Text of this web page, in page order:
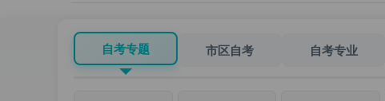
自考专题 市区自考 自考专业